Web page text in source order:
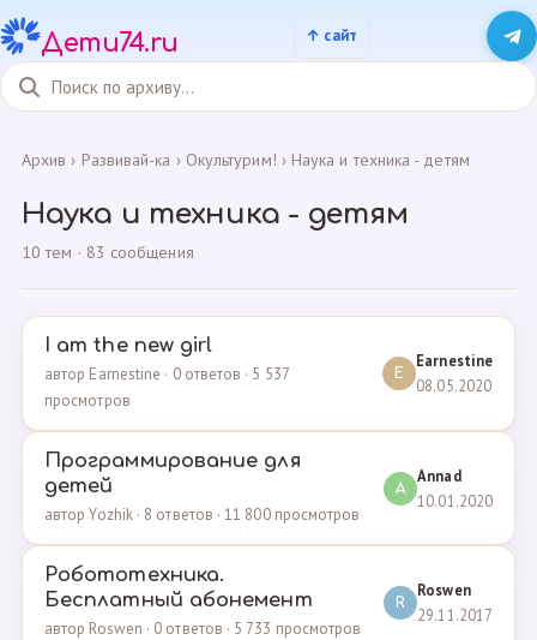
Дети74.ru
Архив › Развивай-ка › Окультурим! › Наука и техника - детям
Наука и техника - детям
10 тем · 83 сообщения
I am the new girl
автор Earnestine · 0 ответов · 5 537
просмотров
E
Earnestine
08.05.2020
Программирование для
детей
автор Yozhik · 8 ответов · 11 800 просмотров
A
Annad
10.01.2020
Робототехника.
Бесплатный абонемент
автор Roswen · 0 ответов · 5 733 просмотров
R
Roswen
29.11.2017